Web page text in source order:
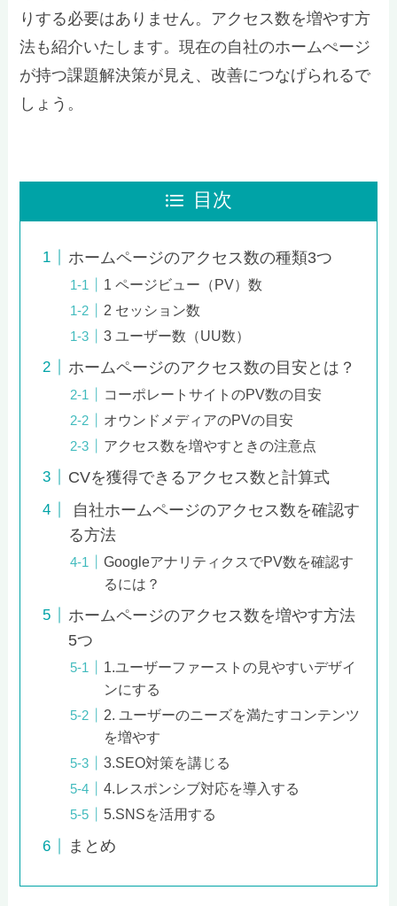
りする必要はありません。アクセス数を増やす方
法も紹介いたします。現在の自社のホームぺージ
が持つ課題解決策が見え、改善につなげられるで
しょう。
目次
ホームページのアクセス数の種類3つ
1 ページビュー（PV）数
2 セッション数
3 ユーザー数（UU数）
ホームページのアクセス数の目安とは？
コーポレートサイトのPV数の目安
オウンドメディアのPVの目安
アクセス数を増やすときの注意点
CVを獲得できるアクセス数と計算式
自社ホームページのアクセス数を確認す
る方法
GoogleアナリティクスでPV数を確認す
るには？
ホームページのアクセス数を増やす方法
5つ
1.ユーザーファーストの見やすいデザイ
ンにする
2. ユーザーのニーズを満たすコンテンツ
を増やす
3.SEO対策を講じる
4.レスポンシブ対応を導入する
5.SNSを活用する
まとめ